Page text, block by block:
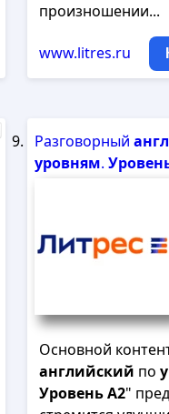
произношении...
www.litres.ru
Разговорный
уровням.
Основной
английский по
УровеньA2"